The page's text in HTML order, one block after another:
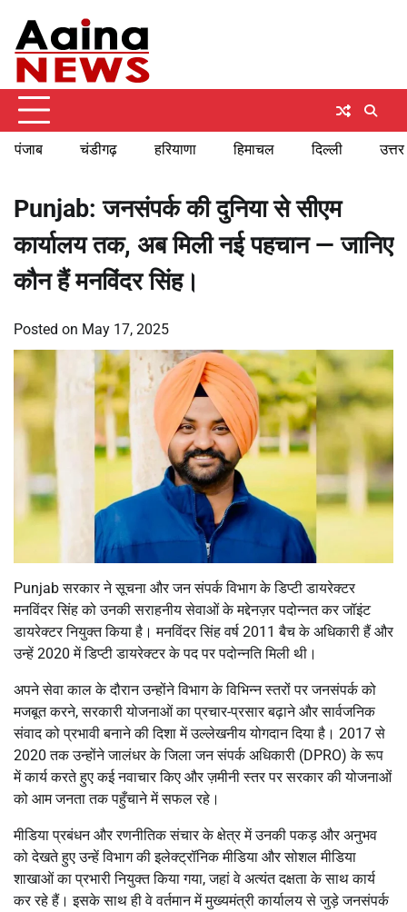
content
पंजाब चंडीगढ़ हरियाणा हिमाचल दिल्ली
Punjab: जनसंपर्क की दुनिया से सीएम
कार्यालय तक, अब मिली नई पहचान — जानिए
कौन हैं मनविंदर सिंह।
Posted on May 17, 2025
Punjab सरकार ने सूचना और जन संपर्क विभाग के डिप्टी डायरेक्टर
मनविंदर सिंह को उनकी सराहनीय सेवाओं के मद्देनज़र पदोन्नत कर जॉइंट
डायरेक्टर नियुक्त किया है। मनविंदर सिंह वर्ष 2011 बैच के अधिकारी हैं और
उन्हें 2020 में डिप्टी डायरेक्टर के पद पर पदोन्नति मिली थी।
अपने सेवा काल के दौरान उन्होंने विभाग के विभिन्न स्तरों पर जनसंपर्क को
मजबूत करने, सरकारी योजनाओं का प्रचार-प्रसार बढ़ाने और सार्वजनिक
संवाद को प्रभावी बनाने की दिशा में उल्लेखनीय योगदान दिया है। 2017 से
2020 तक उन्होंने जालंधर के जिला जन संपर्क अधिकारी (DPRO) के रूप
में कार्य करते हुए कई नवाचार किए और ज़मीनी स्तर पर सरकार की योजनाओं
को आम जनता तक पहुँचाने में सफल रहे।
मीडिया प्रबंधन और रणनीतिक संचार के क्षेत्र में उनकी पकड़ और अनुभव
को देखते हुए उन्हें विभाग की इलेक्ट्रॉनिक मीडिया और सोशल मीडिया
शाखाओं का प्रभारी नियुक्त किया गया, जहां वे अत्यंत दक्षता के साथ कार्य
कर रहे हैं। इसके साथ ही वे वर्तमान में मुख्यमंत्री कार्यालय से जुड़े जनसंपर्क